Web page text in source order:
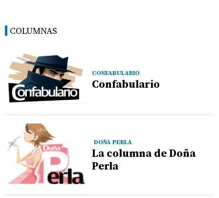
COLUMNAS
CONFABULARIO
Confabulario
DOÑA PERLA
La columna de Doña
Perla